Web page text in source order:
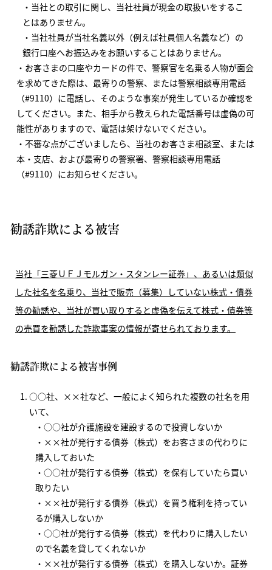
当社との取引に関し、当社社員が現金の取扱いをするこ
とはありません。
当社社員が当社名義以外（例えば社員個人名義など）の
銀行口座へお振込みをお願いすることはありません。
お客さまの口座やカードの件で、警察官を名乗る人物が面会
を求めてきた際は、最寄りの警察、または警察相談専用電話
（#9110）に電話し、そのような事案が発生しているか確認を
してください。また、相手から教えられた電話番号は虚偽の可
能性がありますので、電話は架けないでください。
不審な点がございましたら、当社のお客さま相談室、または
本・支店、および最寄りの警察署、警察相談専用電話
（#9110）にお知らせください。
勧誘詐欺による被害
当社「三菱ＵＦＪモルガン・スタンレー証券」、あるいは類似
した社名を名乗り、当社で販売（募集）していない株式・債券
等の勧誘や、当社が買い取りすると虚偽を伝えて株式・債券等
の売買を勧誘した詐欺事案の情報が寄せられております。
勧誘詐欺による被害事例
○○社、××社など、一般によく知られた複数の社名を用
いて、
○○社が介護施設を建設するので投資しないか
××社が発行する債券（株式）をお客さまの代わりに
購入しておいた
○○社が発行する債券（株式）を保有していたら買い
取りたい
××社が発行する債券（株式）を買う権利を持ってい
るが購入しないか
○○社が発行する債券（株式）を代わりに購入したい
ので名義を貸してくれないか
××社が発行する債券（株式）を購入しないか。証券